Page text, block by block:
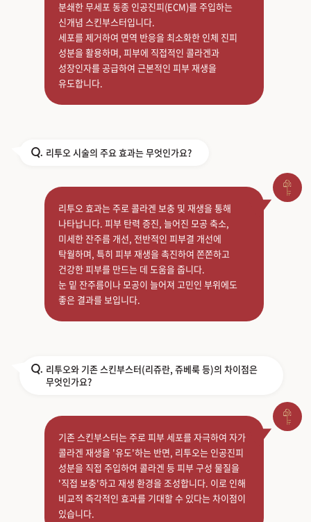
분쇄한 무세포 동종 인공진피(ECM)를 주입하는
신개념 스킨부스터입니다.
세포를 제거하여 면역 반응을 최소화한 인체 진피
성분을 활용하며, 피부에 직접적인 콜라겐과
성장인자를 공급하여 근본적인 피부 재생을
유도합니다.
Q. 리투오 시술의 주요 효과는 무엇인가요?
리투오 효과는 주로 콜라겐 보충 및 재생을 통해
나타납니다. 피부 탄력 증진, 늘어진 모공 축소,
미세한 잔주름 개선, 전반적인 피부결 개선에
탁월하며, 특히 피부 재생을 촉진하여 쫀쫀하고
건강한 피부를 만드는 데 도움을 줍니다.
눈 밑 잔주름이나 모공이 늘어져 고민인 부위에도
좋은 결과를 보입니다.
Q. 리투오와 기존 스킨부스터(리쥬란, 쥬베룩 등)의 차이점은
무엇인가요?
기존 스킨부스터는 주로 피부 세포를 자극하여 자가
콜라겐 재생을 '유도'하는 반면, 리투오는 인공진피
성분을 직접 주입하여 콜라겐 등 피부 구성 물질을
'직접 보충'하고 재생 환경을 조성합니다. 이로 인해
비교적 즉각적인 효과를 기대할 수 있다는 차이점이
있습니다.